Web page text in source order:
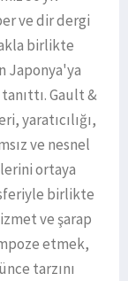
ve dir dergi
birlikte
Japonya'ya
Gault &
yaratıcılığı,
ve nesnel
ortaya
birlikte
ve şarap
etmek,
tarzını